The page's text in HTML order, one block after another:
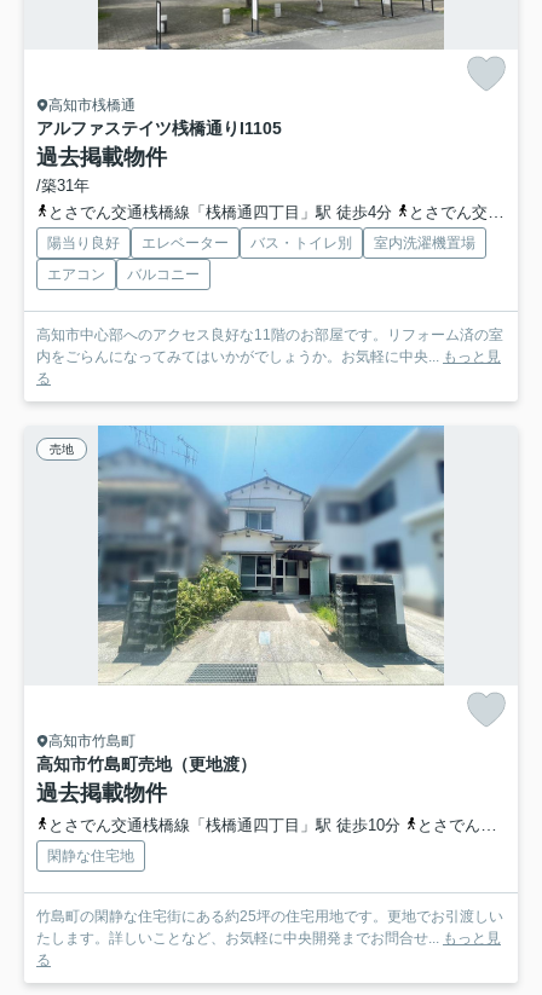
高知市桟橋通
アルファステイツ桟橋通りI1105
過去掲載物件
/築31年
とさでん交通桟橋線「桟橋通四丁目」駅 徒歩4分
とさでん交通「桟橋通四丁目」バス停下車 徒歩4分
陽当り良好 エレベーター バス・トイレ別
室内洗濯機置場
エアコン
バルコニー
高知市中心部へのアクセス良好な11階のお部屋です。リフォーム済の室
内をごらんになってみてはいかがでしょうか。お気軽に中央... もっと見
る
売地
高知市竹島町
高知市竹島町売地（更地渡）
過去掲載物件
とさでん交通桟橋線「桟橋通四丁目」駅 徒歩10分 とさでん交通「南の丸町第二」バス停下車 徒歩4分
閑静な住宅地
竹島町の閑静な住宅街にある約25坪の住宅用地です。更地でお引渡しい
たします。詳しいことなど、お気軽に中央開発までお問合せ... もっと見
る